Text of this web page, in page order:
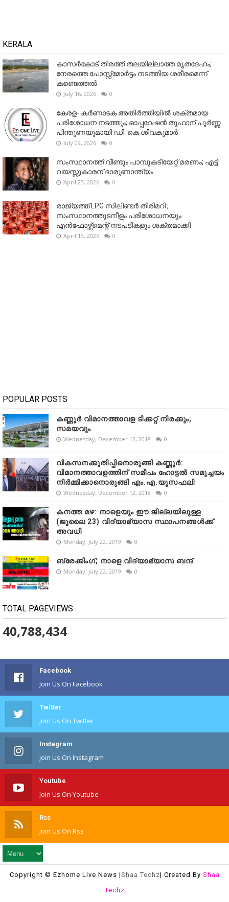
KERALA
കാസർകോട് തീരത്ത് തലയില്ലാത്ത മൃതദേഹം;
നേരത്തെ പോസ്റ്റ്‌മോർട്ടം നടത്തിയ ശരീരമെന്ന്
കണ്ടെത്തൽ
July 16, 2026 0
കേരള- കർണാടക അതിർത്തിയിൽ ശക്തമായ
പരിശോധന നടത്തും; ഓപ്പറേഷൻ തൂഫാന് പൂർണ്ണ
പിന്തുണയുമായി ഡി. കെ ശിവകുമാർ
July 09, 2026 0
സംസ്ഥാനത്ത് വീണ്ടും പാമ്പുകടിയേറ്റ് മരണം; എട്ട്
വയസ്സുകാരന് ദാരുണാന്ത്യം
April 23, 2026 0
രാജ്യത്ത് LPG സിലിണ്ടർ തിരിമറി ;
സംസ്ഥാനത്തുടനീളം പരിശോധനയും
എൻഫോഴ്സ്മെന്റ് നടപടികളും ശക്തമാക്കി
April 13, 2026 0
POPULAR POSTS
കണ്ണൂർ വിമാനത്താവള ടിക്കറ്റ് നിരക്കും,
സമയവും
Wednesday, December 12, 2018 0
വികസനക്കുതിപ്പിനൊരുങ്ങി കണ്ണൂർ:
വിമാനത്താവളത്തിന് സമീപം ഹോട്ടൽ സമുച്ചയം
നിർമ്മിക്കാനൊരുങ്ങി എം.എ.യൂസഫലി
Wednesday, December 12, 2018 0
കനത്ത മഴ: നാളെയും ഈ ജില്ലയിലുള്ള
(ജൂലൈ 23) വിദ്യാഭ്യാസ സ്ഥാപനങ്ങൾക്ക്
അവധി
Monday, July 22, 2019 0
ബ്രേക്കിംഗ്; നാളെ വിദ്യാഭ്യാസ ബന്ദ്
Monday, July 22, 2019 0
TOTAL PAGEVIEWS
40,788,434
Facebook
Join Us On Facebook
Twitter
Join Us On Twitter
Instagram
Join Us On Instagram
Youtube
Join Us On Youtube
Rss
Join Us On Rss
Copyright © Ezhome Live News |Shaa Techz| Created By Shaa
Techz